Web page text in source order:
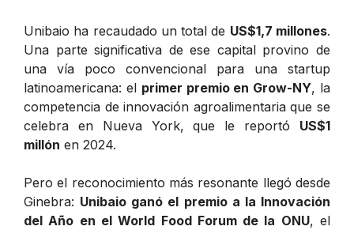
Unibaio ha recaudado un total de US$1,7 millones.
Una parte significativa de ese capital provino de
una vía poco convencional para una startup
latinoamericana: el primer premio en Grow-NY, la
competencia de innovación agroalimentaria que se
celebra en Nueva York, que le reportó US$1
millón en 2024.
Pero el reconocimiento más resonante llegó desde
Ginebra: Unibaio ganó el premio a la Innovación
del Año en el World Food Forum de la ONU, el